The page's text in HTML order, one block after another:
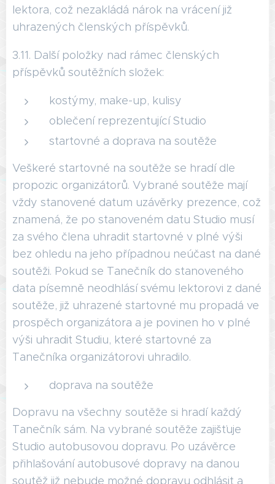
lektora, což nezakládá nárok na vrácení již
uhrazených členských příspěvků.
3.11. Další položky nad rámec členských
příspěvků soutěžních složek:
kostýmy, make-up, kulisy
oblečení reprezentující Studio
startovné a doprava na soutěže
Veškeré startovné na soutěže se hradí dle
propozic organizátorů. Vybrané soutěže mají
vždy stanovené datum uzávěrky prezence, což
znamená, že po stanoveném datu Studio musí
za svého člena uhradit startovné v plné výši
bez ohledu na jeho případnou neúčast na dané
soutěži. Pokud se Tanečník do stanoveného
data písemně neodhlásí svému lektorovi z dané
soutěže, již uhrazené startovné mu propadá ve
prospěch organizátora a je povinen ho v plné
výši uhradit Studiu, které startovné za
Tanečníka organizátorovi uhradilo.
doprava na soutěže
Dopravu na všechny soutěže si hradí každý
Tanečník sám. Na vybrané soutěže zajišťuje
Studio autobusovou dopravu. Po uzávěrce
přihlašování autobusové dopravy na danou
soutěž již nebude možné dopravu odhlásit a